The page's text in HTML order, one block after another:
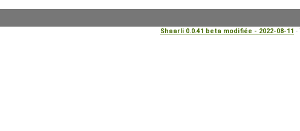
Shaarli 0.0.41 beta modifiée - 2022-08-11 -